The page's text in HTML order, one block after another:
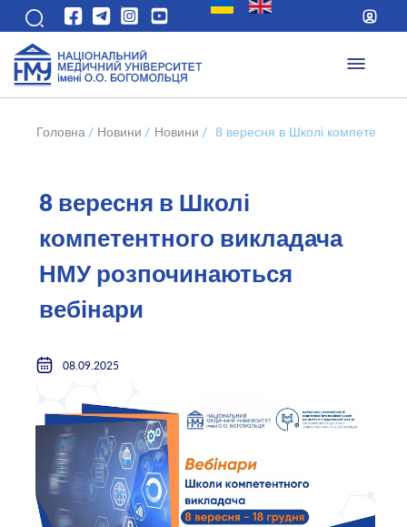
Головна / Новини / Новини / 8 вересня в Школі
8 вересня в Школі
компетентного викладача
НМУ розпочинаються
вебінари
08.09.2025